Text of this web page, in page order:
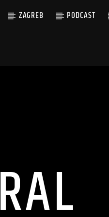
ZAGREB PODCAST